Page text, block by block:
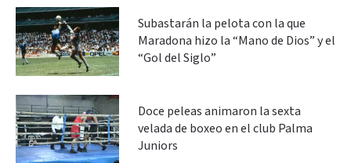
Subastarán la pelota con la que
Maradona hizo la “Mano de Dios” y el
“Gol del Siglo”
Doce peleas animaron la sexta
velada de boxeo en el club Palma
Juniors